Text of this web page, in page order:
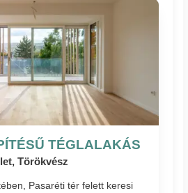
TÉGLALAKÁS
Törökvész
Pasaréti tér felett keresi